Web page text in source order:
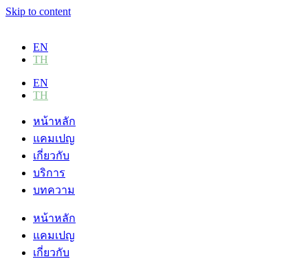
Skip to content
EN
TH
EN
TH
หน้าหลัก
แคมเปญ
เกี่ยวกับ
บริการ
บทความ
หน้าหลัก
แคมเปญ
เกี่ยวกับ